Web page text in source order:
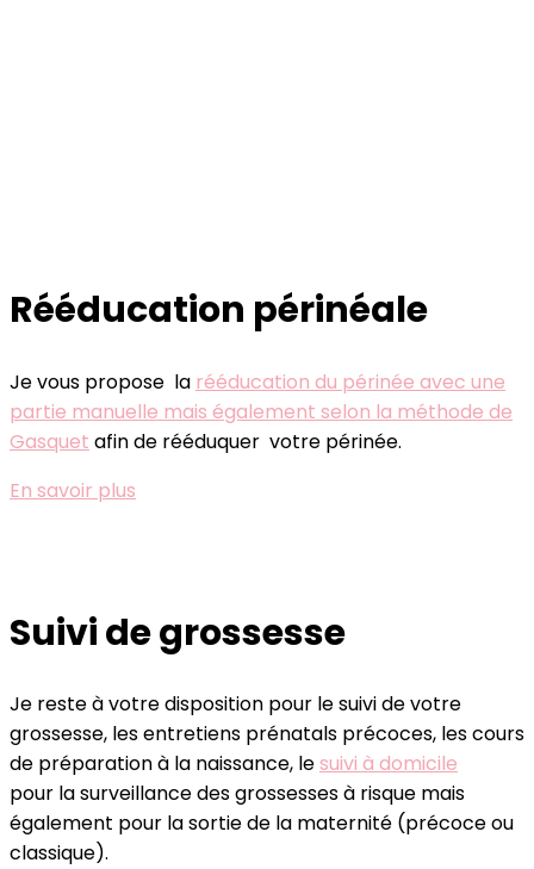
Rééducation périnéale
Je vous propose la rééducation du périnée avec une
partie manuelle mais également selon la méthode de
Gasquet afin de rééduquer votre périnée.
En savoir plus
Suivi de grossesse
Je reste à votre disposition pour le suivi de votre
grossesse, les entretiens prénatals précoces, les cours
de préparation à la naissance, lesuivi à domicile
pour la surveillance des grossesses à risque mais
également pour la sortie de la maternité (précoce ou
classique).